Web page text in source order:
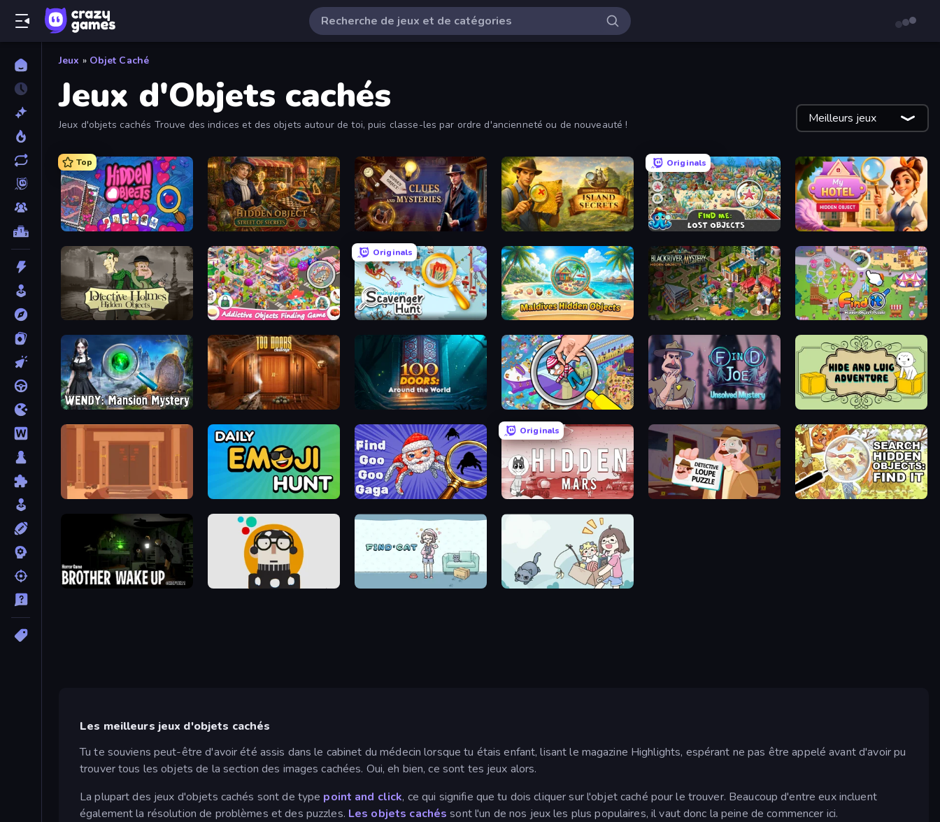
Jeux » Objet Caché
Jeux d'Objets cachés
Jeux d'objets cachés Trouve des indices et des objets autour de toi, puis classe-les par ordre d'ancienneté ou de nouveauté ! Meilleurs jeux
Top
Hidden Objects Hidden Object: Street Of Secrets Hidden Object: Clues and Mysteries Hidden Objects: Island Secrets
Originals
Find Me: Lost Objects Hidden Object: My Hotel
Scavenger Hunt - Hidden Items
Originals
Scavenger Hunt - Multiplayer Maldives Hidden Objects Blackriver Mystery: Hidden Objects Find It: Hidden Object Puzzle
Wendy: Mansion Mystery 100 Doors Challenge 100 Doors: Around the World Seek & Find - Hidden Object Game Find Joe: Unsolved Mystery Hide and Luig Adventure
Faraway: Puzzle Escape Daily Emoji Hunt Find Goo Goo Gaga
Originals
Hidden Mars Detective Loupe Puzzle Search Hidden Objects: Find Them
Brother Wake Up The Museum of Dots Find Cat 2
Les meilleurs jeux d'objets cachés
Tu te souviens peut-être d'avoir été assis dans le cabinet du médecin lorsque tu étais enfant, lisant le magazine Highlights, espérant ne pas être appelé avant d'avoir pu
trouver tous les objets de la section des images cachées. Oui, eh bien, ce sont tes jeux alors.
La plupart des jeux d'objets cachés sont de type point and click, ce qui signifie que tu dois cliquer sur l'objet caché pour le trouver. Beaucoup d'entre eux incluent
également la résolution de problèmes et des puzzles. Les objets cachés sont l'un de nos jeux les plus populaires, il vaut donc la peine de commencer ici.